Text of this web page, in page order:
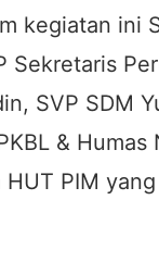
kegiatan ini
Sekretaris
SVP SDM
& Humas
PIM